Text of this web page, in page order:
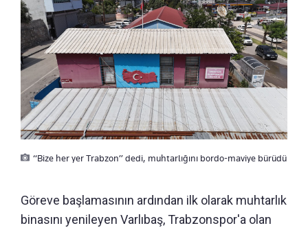
“Bize her yer Trabzon” dedi, muhtarlığını bordo-maviye bürüdü
Göreve başlamasının ardından ilk olarak muhtarlık
binasını yenileyen Varlıbaş, Trabzonspor'a olan